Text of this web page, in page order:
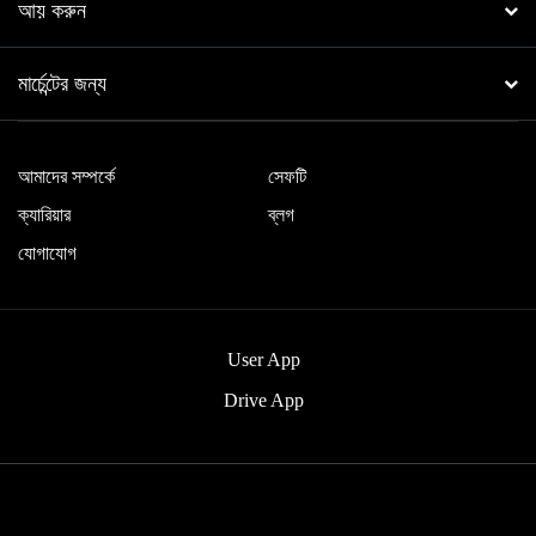
আয় করুন
মার্চেন্টের জন্য
আমাদের সম্পর্কে
সেফটি
ক্যারিয়ার
ব্লগ
যোগাযোগ
User App
Drive App